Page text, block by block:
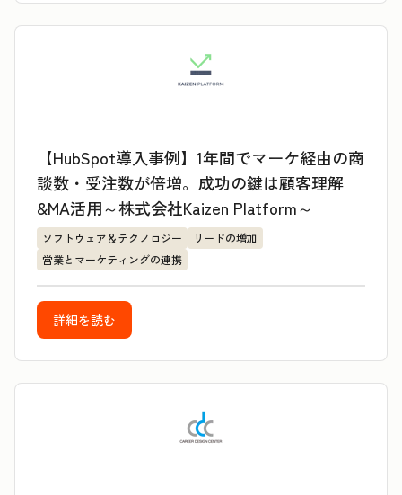
【HubSpot導入事例】1年間でマーケ経由の商
談数・受注数が倍増。成功の鍵は顧客理解
&MA活用～株式会社Kaizen Platform～
ソフトウェア＆テクノロジー
リードの増加
営業とマーケティングの連携
詳細を読む